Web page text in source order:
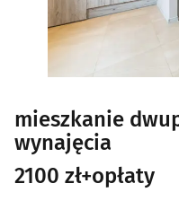
mieszkanie
wynajęcia
2100 zł+opłaty